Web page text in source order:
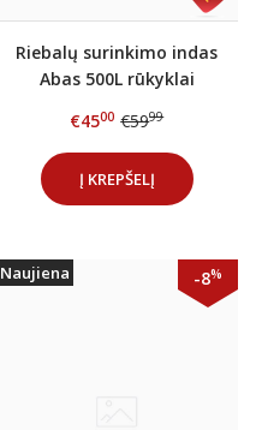
Riebalų surinkimo indas
Abas 500L rūkyklai
€4500 €5999
Į KREPŠELĮ
Naujiena -8%